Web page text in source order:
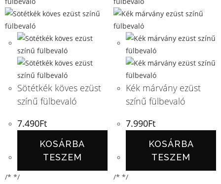
Sötétkék köves ezüst
színű fülbevaló
7.490Ft
KOSÁRBA
TESZEM
/* */
Kék márvány ezüst
színű fülbevaló
7.990Ft
KOSÁRBA
TESZEM
/* */